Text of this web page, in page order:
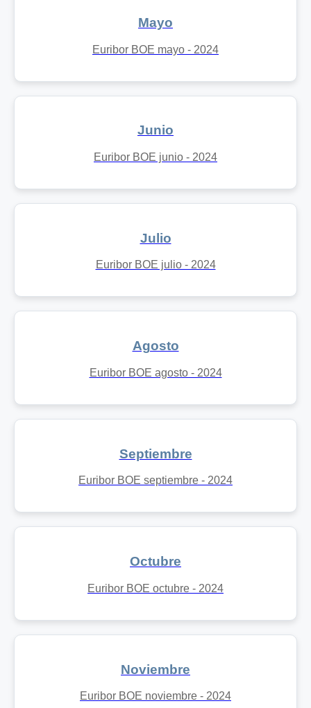
Mayo
Euribor BOE mayo - 2024
Junio
Euribor BOE junio - 2024
Julio
Euribor BOE julio - 2024
Agosto
Euribor BOE agosto - 2024
Septiembre
Euribor BOE septiembre - 2024
Octubre
Euribor BOE octubre - 2024
Noviembre
Euribor BOE noviembre - 2024